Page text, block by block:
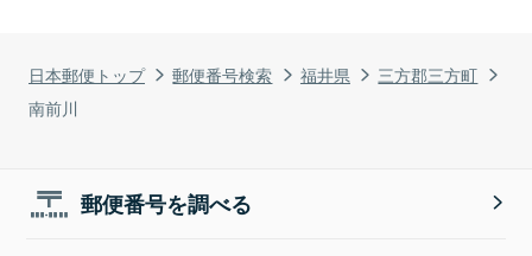
日本郵便トップ 郵便番号検索 福井県
三方郡三方町
南前川
郵便番号を調べる